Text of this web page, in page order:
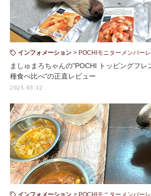
インフォメーション POCHIモニターメンバー
ましゅまろちゃんの"POCHI トッピングフレ
種食べ比べ"の正直レビュー
2025.03.12
インフォメーション POCHIモニターメンバー